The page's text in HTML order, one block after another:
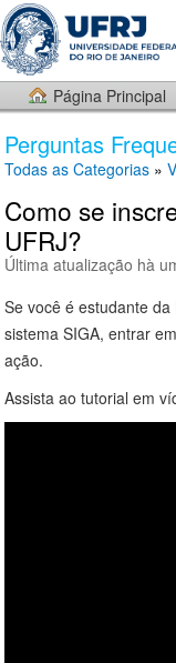
Página Principal
Perguntas
Todas as Categorias »
Como se
UFRJ?
Última atualização hà
Se você é estudante
sistema SIGA, entrar
ação.
Assista ao tutorial em